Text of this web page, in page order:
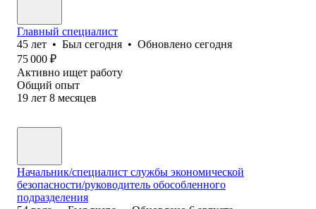
Главный специалист
45 лет • Был сегодня • Обновлено сегодня
75 000 ₽
Активно ищет работу
Общий опыт
19 лет 8 месяцев
Начальник/специалист службы экономической
безопасности/руководитель обособленного
подразделения